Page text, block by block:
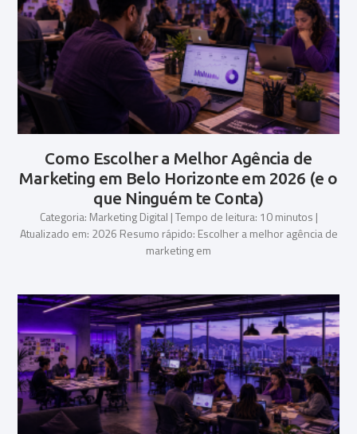
Como Escolher a Melhor Agência de
Marketing em Belo Horizonte em 2026 (e o
que Ninguém te Conta)
Categoria: Marketing Digital | Tempo de leitura: 10 minutos |
Atualizado em: 2026 Resumo rápido: Escolher a melhor agência de
marketing em